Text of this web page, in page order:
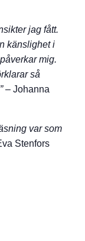
jag fått.
känslighet i
mig.
så
– Johanna
var som
Stenfors